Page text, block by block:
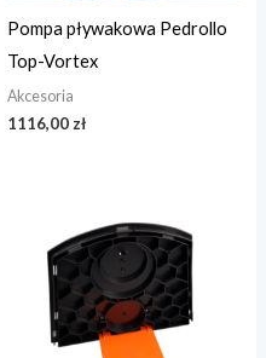
Pompa pływakowa Pedrollo
Top-Vortex
Akcesoria
1116,00 zł